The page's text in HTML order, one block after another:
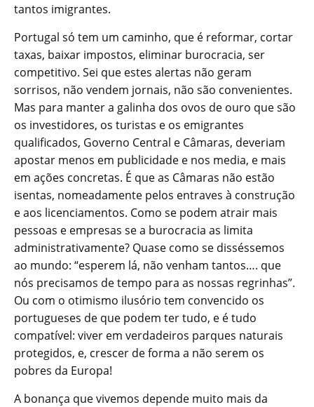
tantos imigrantes.
Portugal só tem um caminho, que é reformar, cortar
taxas, baixar impostos, eliminar burocracia, ser
competitivo. Sei que estes alertas não geram
sorrisos, não vendem jornais, não são convenientes.
Mas para manter a galinha dos ovos de ouro que são
os investidores, os turistas e os emigrantes
qualificados, Governo Central e Câmaras, deveriam
apostar menos em publicidade e nos media, e mais
em ações concretas. É que as Câmaras não estão
isentas, nomeadamente pelos entraves à construção
e aos licenciamentos. Como se podem atrair mais
pessoas e empresas se a burocracia as limita
administrativamente? Quase como se disséssemos
ao mundo: “esperem lá, não venham tantos…. que
nós precisamos de tempo para as nossas regrinhas”.
Ou com o otimismo ilusório tem convencido os
portugueses de que podem ter tudo, e é tudo
compatível: viver em verdadeiros parques naturais
protegidos, e, crescer de forma a não serem os
pobres da Europa!
A bonança que vivemos depende muito mais da